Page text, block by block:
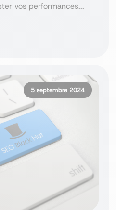
vos performances...
5 septembre 2024